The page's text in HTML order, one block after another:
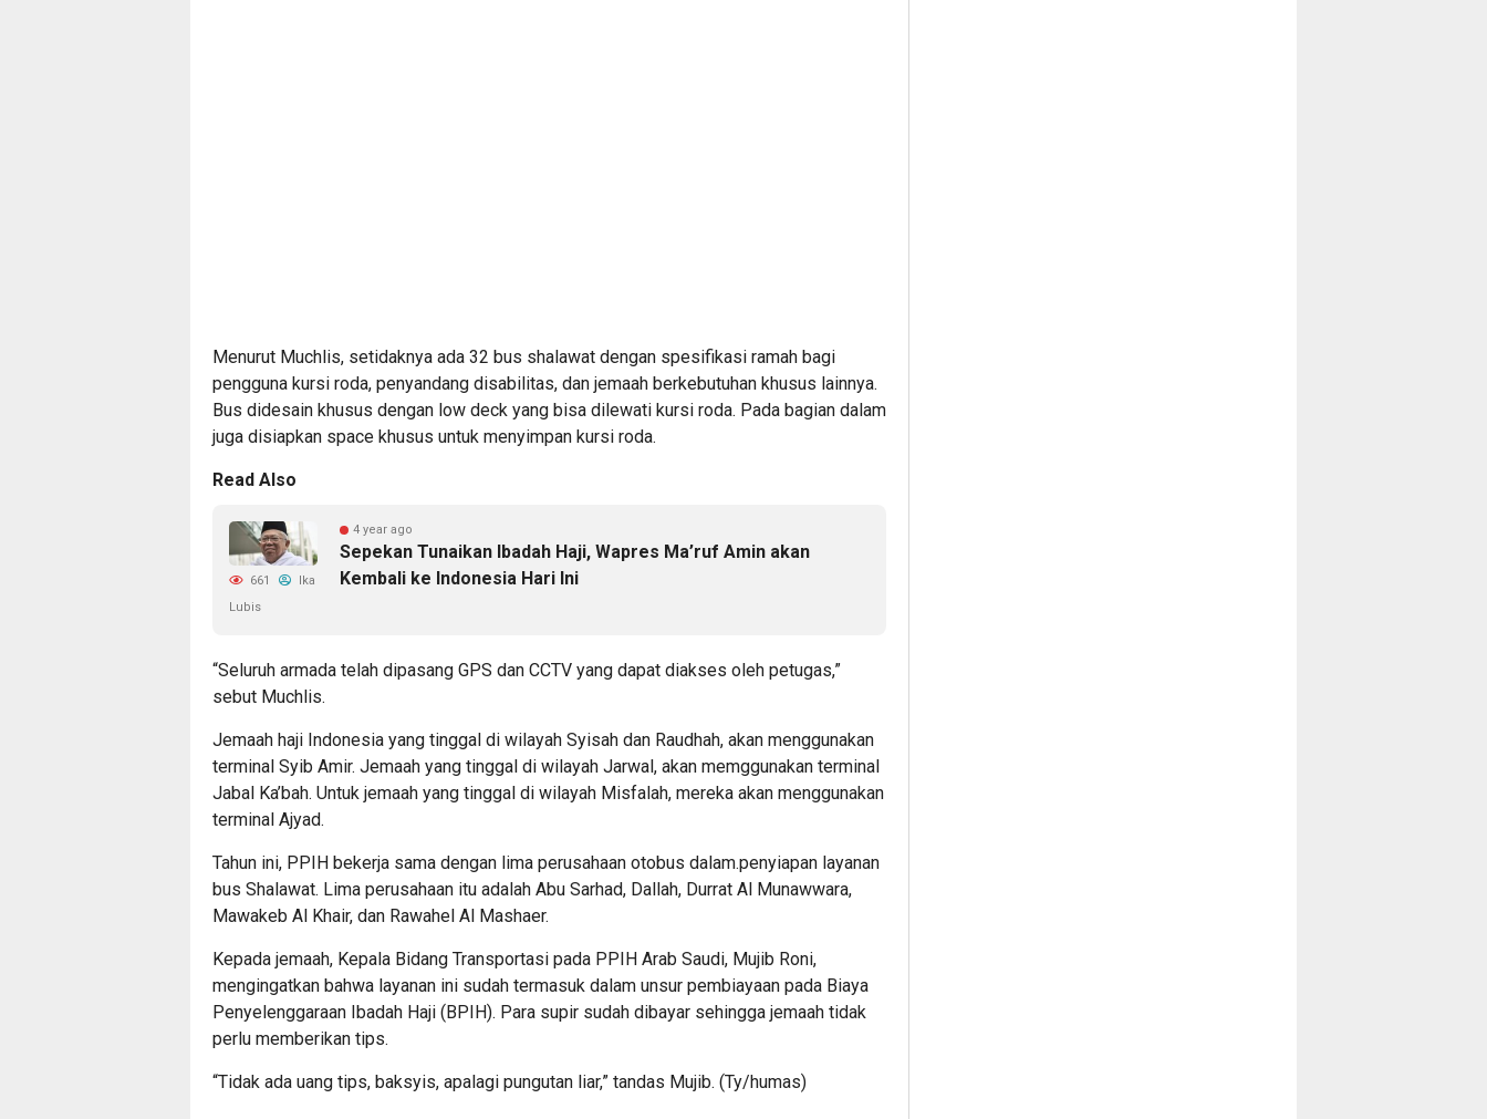
Menurut Muchlis, setidaknya ada 32 bus shalawat dengan spesifikasi ramah bagi
pengguna kursi roda, penyandang disabilitas, dan jemaah berkebutuhan khusus lainnya.
Bus didesain khusus dengan low deck yang bisa dilewati kursi roda. Pada bagian dalam
juga disiapkan space khusus untuk menyimpan kursi roda.
Read Also
4 year ago
Sepekan Tunaikan Ibadah Haji, Wapres Ma’ruf Amin akan
Kembali ke Indonesia Hari Ini
661
Ika
Lubis
“Seluruh armada telah dipasang GPS dan CCTV yang dapat diakses oleh petugas,”
sebut Muchlis.
Jemaah haji Indonesia yang tinggal di wilayah Syisah dan Raudhah, akan menggunakan
terminal Syib Amir. Jemaah yang tinggal di wilayah Jarwal, akan memggunakan terminal
Jabal Ka’bah. Untuk jemaah yang tinggal di wilayah Misfalah, mereka akan menggunakan
terminal Ajyad.
Tahun ini, PPIH bekerja sama dengan lima perusahaan otobus dalam.penyiapan layanan
bus Shalawat. Lima perusahaan itu adalah Abu Sarhad, Dallah, Durrat Al Munawwara,
Mawakeb Al Khair, dan Rawahel Al Mashaer.
Kepada jemaah, Kepala Bidang Transportasi pada PPIH Arab Saudi, Mujib Roni,
mengingatkan bahwa layanan ini sudah termasuk dalam unsur pembiayaan pada Biaya
Penyelenggaraan Ibadah Haji (BPIH). Para supir sudah dibayar sehingga jemaah tidak
perlu memberikan tips.
“Tidak ada uang tips, baksyis, apalagi pungutan liar,” tandas Mujib. (Ty/humas)